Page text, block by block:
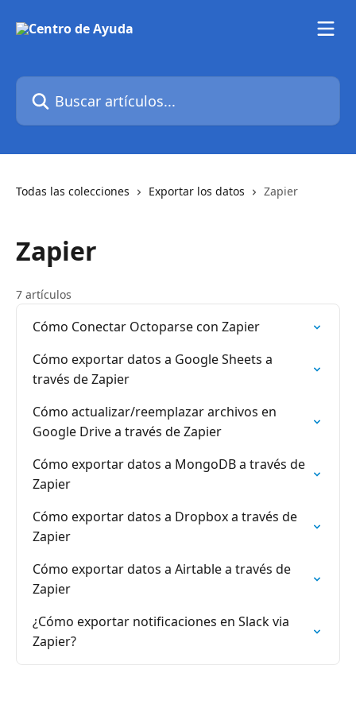
Buscar artículos...
Todas las colecciones Exportar los datos Zapier
Zapier
7 artículos
Cómo Conectar Octoparse con Zapier
Cómo exportar datos a Google Sheets a
través de Zapier
Cómo actualizar/reemplazar archivos en
Google Drive a través de Zapier
Cómo exportar datos a MongoDB a través de
Zapier
Cómo exportar datos a Dropbox a través de
Zapier
Cómo exportar datos a Airtable a través de
Zapier
¿Cómo exportar notificaciones en Slack via
Zapier?